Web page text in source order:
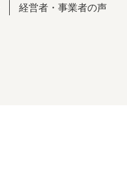
経営者・事業者の声